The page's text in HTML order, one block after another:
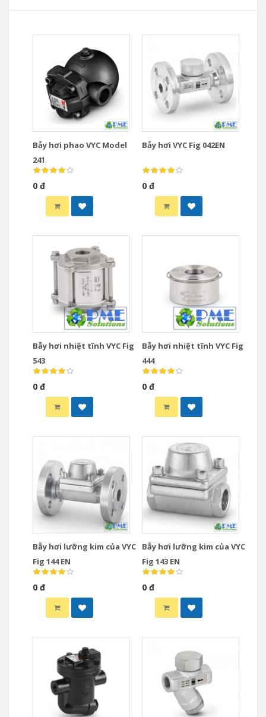
Bẫy hơi phao VYC Model
241
0 đ
Bẫy hơi VYC Fig 042EN
0 đ
Bẫy hơi nhiệt tĩnh VYC Fig
543
0 đ
Bẫy hơi nhiệt tĩnh VYC Fig
444
0 đ
Bẫy hơi lưỡng kim của VYC
Fig 144 EN
0 đ
Bẫy hơi lưỡng kim của VYC
Fig 143 EN
0 đ